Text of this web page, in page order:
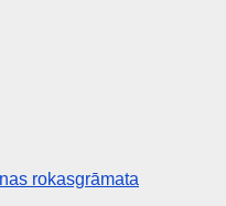
rokasgrāmata